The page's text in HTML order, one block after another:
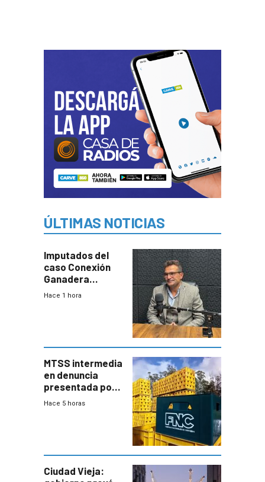
ÚLTIMAS NOTICIAS
Imputados del
caso Conexión
Ganadera
seguirán en
Hace 1 hora
MTSS intermedia
en denuncia
presentada por
FNC contra
Hace 5 horas
Ciudad Vieja: